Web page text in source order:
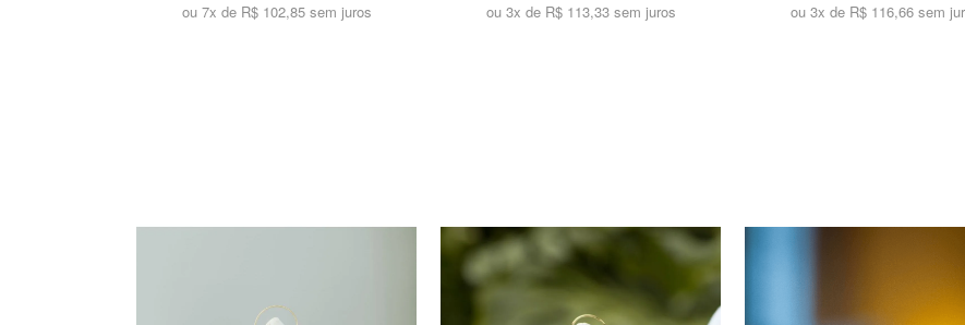
ou 7x de R$ 102,85 sem juros ou 3x de R$ 113,33 sem juros ou 3x de R$ 116,66 sem